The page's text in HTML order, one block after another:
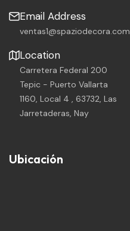
Email Address
ventas1@spaziodecora.com
Location
Carretera Federal 200
Tepic - Puerto Vallarta
1160, Local 4 , 63732, Las
Jarretaderas, Nay
Ubicación